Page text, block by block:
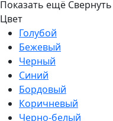
Показать ещё Свернуть
Цвет
Голубой
Бежевый
Черный
Синий
Бордовый
Коричневый
Черно-белый